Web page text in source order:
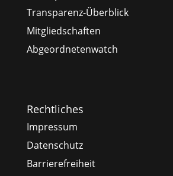
Transparenz-Überblick
Mitgliedschaften
Abgeordnetenwatch
Rechtliches
Impressum
Datenschutz
Barrierefreiheit